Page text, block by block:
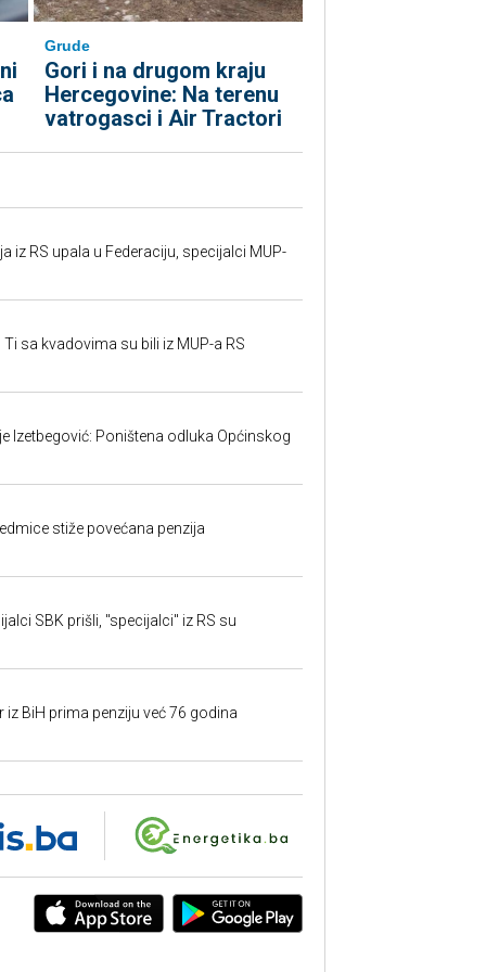
Grude
Gori i na drugom kraju
Hercegovine: Na terenu
vatrogasci i Air Tractori
iz RS upala u Federaciju, specijalci MUP-
sa kvadovima su bili iz MUP-a RS
Izetbegović: Poništena odluka Općinskog
stiže povećana penzija
SBK prišli, "specijalci" iz RS su
iz BiH prima penziju već 76 godina